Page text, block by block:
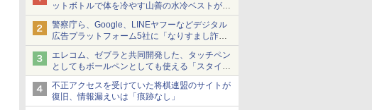
ットボトルで体を冷やす山善の水冷ベストがロ
ードバイクにちょうどいい【ぼっち・ざ・ろー
ど！その14】【空いた時間でなにしてる？】
警察庁ら、Google、LINEヤフーなどデジタル
広告プラットフォーム5社に「なりすまし詐欺
広告」対策強化を要請 著名人の写真や映像を
使った投資詐欺などへの対策として
エレコム、ゼブラと共同開発した、タッチペン
としてもボールペンとしても使える「スタイラ
スツーウェイ」発売 iPadにも紙にも、持ち替
えずに書き込める
不正アクセスを受けていた将棋連盟のサイトが
復旧、情報漏えいは「痕跡なし」